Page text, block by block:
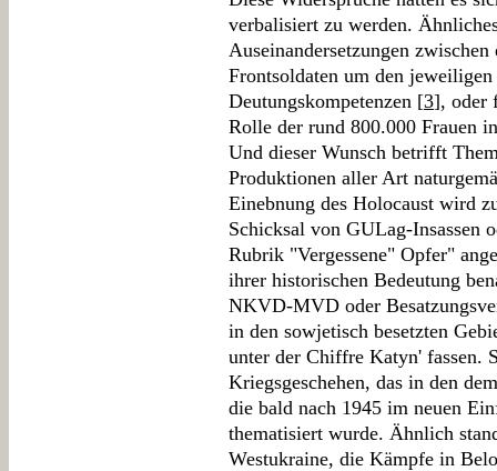
verbalisiert zu werden.
Auseinandersetzungen
Frontsoldaten um den
Deutungskompetenzen [3], oder
Rolle der rund 800.000 Frauen
Und dieser Wunsch betrifft
Produktionen aller Art
Einebnung des Holocaust wird
Schicksal von GULag-Insassen
Rubrik "Vergessene" Opfer"
ihrer historischen Bedeutung
NKVD-MVD oder
in den sowjetisch besetzten
unter der Chiffre Katyn' fassen.
Kriegsgeschehen, das in den
die bald nach 1945 im neuen
thematisiert wurde. Ähnlich
Westukraine, die Kämpfe in